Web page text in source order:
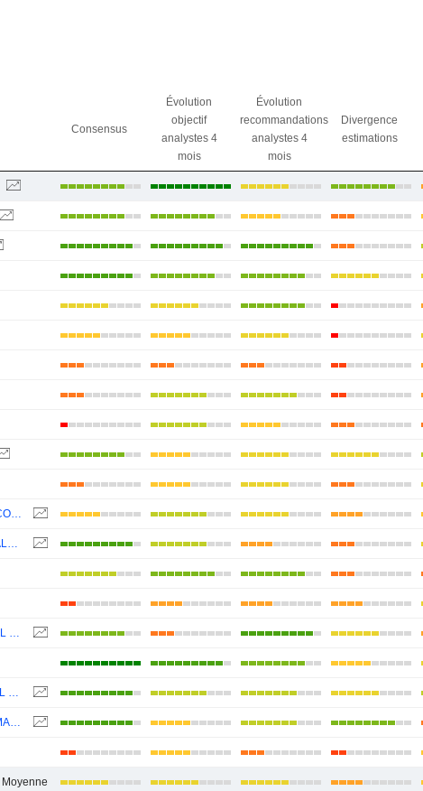
Consensus
Évolution
objectif
analystes 4
mois
Évolution
recommandations
analystes 4
mois
Divergence
estimations
BRISTOL-MYERS SQUIBB COMPANY
VERTEX PHARMACEUTICALS INCORPORATED
CHUGAI PHARMACEUTICAL CO., LTD.
TAKEDA PHARMACEUTICAL COMPANY LIMITED
JIANGSU HENGRUI PHARMACEUTICALS CO.,LTD
Moyenne